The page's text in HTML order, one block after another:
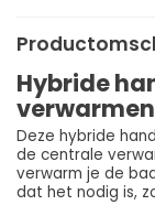
Hybride
Deze hybride
de centrale
verwarm je de
dat het nodig is,